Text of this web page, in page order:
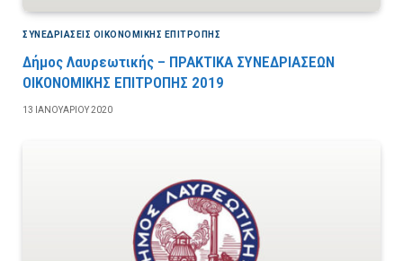
ΣΥΝΕΔΡΙΆΣΕΙΣ ΟΙΚΟΝΟΜΙΚΉΣ ΕΠΙΤΡΟΠΉΣ
Δήμος Λαυρεωτικής – ΠΡΑΚΤΙΚΑ ΣΥΝΕΔΡΙΑΣΕΩΝ
ΟΙΚΟΝΟΜΙΚΗΣ ΕΠΙΤΡΟΠΗΣ 2019
13 ΙΑΝΟΥΑΡΊΟΥ 2020